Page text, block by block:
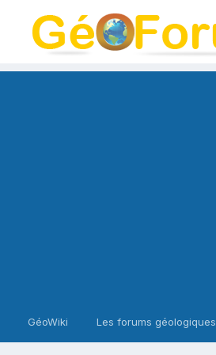
GéoWiki Les forums géologiques